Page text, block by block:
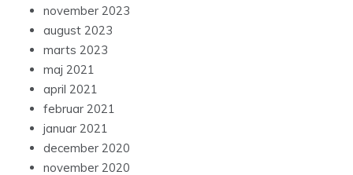
november 2023
august 2023
marts 2023
maj 2021
april 2021
februar 2021
januar 2021
december 2020
november 2020